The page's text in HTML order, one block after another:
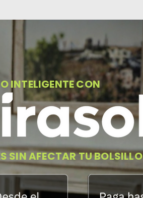
INTELIGENTE CON
SIN AFECTAR TU BOLSILLO